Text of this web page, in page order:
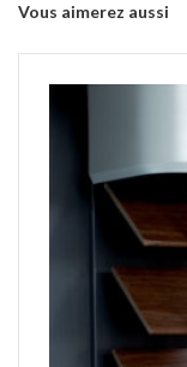
Vous aimerez aussi